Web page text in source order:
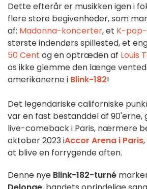
Dette efterår er musikken igen i
flere store begivenheder, som
af: Madonna-koncerter, et K-
største indendørs spillested, et
50 Cent og en optræden af Louis
os ikke glemme den længe
amerikanerne i Blink-182!
Det legendariske californiske
var en fast bestanddel af 90'erne,
live-comeback i Paris, nærmere
oktober 2023 iAccor Arena i Paris
at blive en forrygende aften.
Denne nye Blink-182-turné